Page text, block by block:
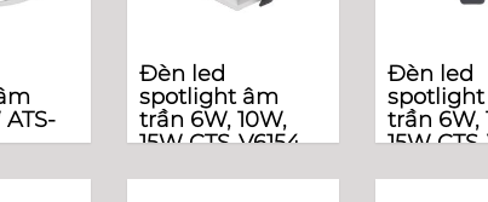
Đèn led
spotlight âm
trần 6W, 10W,
15W CTS-V6154
Đèn led
trần 6W,
15W